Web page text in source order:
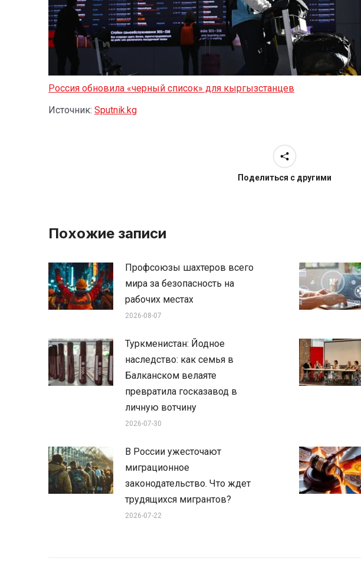
Россия обновила «черный список» для кыргызстанцев
Источник: Sputnik.kg
Поделиться с другими
Похожие записи
Профсоюзы шахтеров всего
мира за безопасность на
рабочих местах
2026-08-07
Туркменистан: Йодное
наследство: как семья в
Балканском велаяте
превратила госказавод в
личную вотчину
2026-07-30
В России ужесточают
миграционное
законодательство. Что ждет
трудящихся мигрантов?
2026-07-22